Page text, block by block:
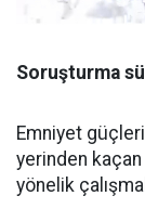
Soruşturma
Emniyet
yerinden
yönelik